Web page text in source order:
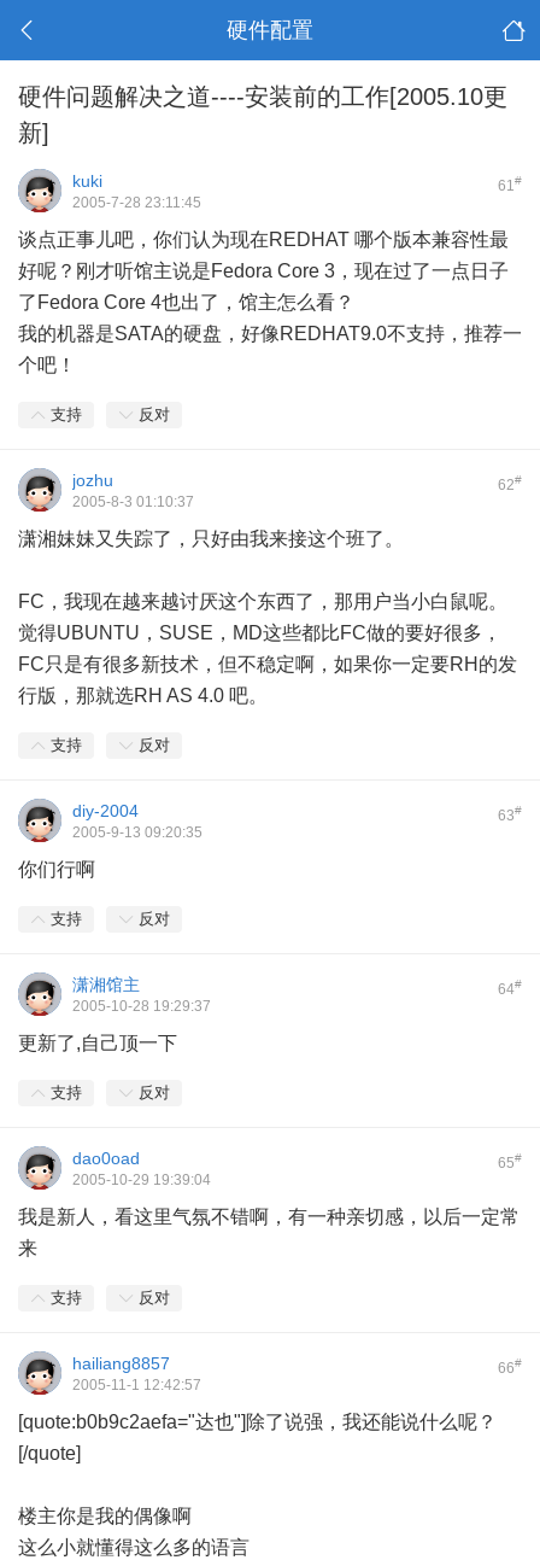
硬件配置
硬件问题解决之道----安装前的工作[2005.10更
新]
61#
kuki
2005-7-28 23:11:45
谈点正事儿吧，你们认为现在REDHAT 哪个版本兼容性最
好呢？刚才听馆主说是Fedora Core 3，现在过了一点日子
了Fedora Core 4也出了，馆主怎么看？
我的机器是SATA的硬盘，好像REDHAT9.0不支持，推荐一
个吧！
支持 反对
62#
jozhu
2005-8-3 01:10:37
潇湘妹妹又失踪了，只好由我来接这个班了。
FC，我现在越来越讨厌这个东西了，那用户当小白鼠呢。
觉得UBUNTU，SUSE，MD这些都比FC做的要好很多，
FC只是有很多新技术，但不稳定啊，如果你一定要RH的发
行版，那就选RH AS 4.0 吧。
支持 反对
63#
diy-2004
2005-9-13 09:20:35
你们行啊
支持 反对
64#
潇湘馆主
2005-10-28 19:29:37
更新了,自己顶一下
支持 反对
65#
dao0oad
2005-10-29 19:39:04
我是新人，看这里气氛不错啊，有一种亲切感，以后一定常
来
支持 反对
66#
hailiang8857
2005-11-1 12:42:57
[quote:b0b9c2aefa="达也"]除了说强，我还能说什么呢？
[/quote]
楼主你是我的偶像啊
这么小就懂得这么多的语言